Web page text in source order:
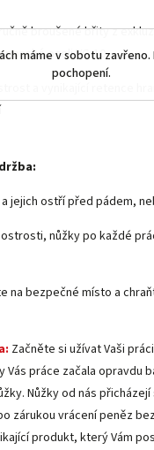
máme v sobotu zavřeno.
pochopení.
broušené břity z
oceli VG-10
jejich ostří před pádem,
nůžky po každé
na bezpečné místo a
Začněte si užívat Vaši
Vás práce začala opravdu
Nůžky od nás
zárukou vrácení peněz
produkt, který Vám